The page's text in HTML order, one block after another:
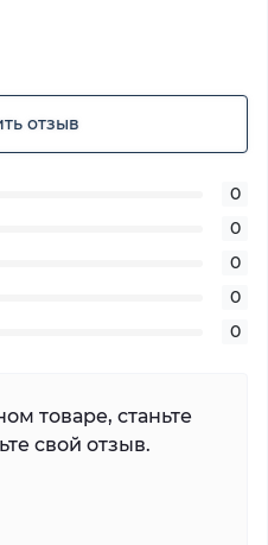
отзыв
0
0
0
0
0
товаре, станьте
свой отзыв.